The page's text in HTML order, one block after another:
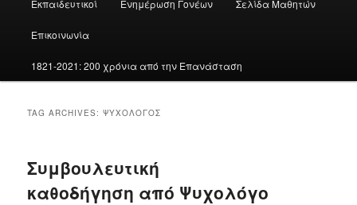
Εκπαιδευτικοί Ενημέρωση Γονέων Σελίδα Μαθητών
Επικοινωνία
1821-2021: 200 χρόνια από την Επανάσταση
TAG ARCHIVES:ΨΥΧΟΛΌΓΟΣ
Συμβουλευτική
καθοδήγηση από Ψυχολόγο